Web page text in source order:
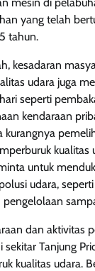
yang telah
tahun.
kesadaran
udara juga
seperti
kendaraan
kurangnya
kualitas
untuk
udara,
dan aktivitas
Tanjung
kualitas udara.